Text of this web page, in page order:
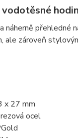
náherně přehledné
ale zároveň
x 27 mm
ocel